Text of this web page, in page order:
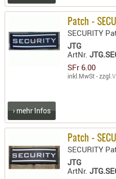
Patch -
SECURITY
JTG
ArtNr.
SFr 6.00
inkl.MwSt - zzgl.
› mehr Infos
Patch -
SECURITY
JTG
ArtNr.